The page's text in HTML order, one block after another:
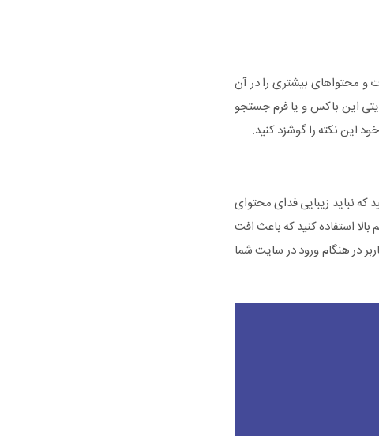
و محتواهای بیشتری را در آن
این باکس و یا فرم جستجو
این نکته را گوشزد کنید.
نباید زیبایی فدای محتوای
استفاده کنید که باعث افت
در هنگام ورود در سایت شما